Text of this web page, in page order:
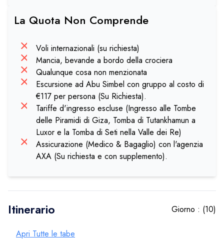
La Quota Non Comprende
Voli internazionali (su richiesta)
Mancia, bevande a bordo della crociera
Qualunque cosa non menzionata
Escursione ad Abu Simbel con gruppo al costo di
€117 per persona (Su Richiesta).
Tariffe d'ingresso escluse (Ingresso alle Tombe
delle Piramidi di Giza, Tomba di Tutankhamun a
Luxor e la Tomba di Seti nella Valle dei Re)
Assicurazione (Medico & Bagaglio) con l'agenzia
AXA (Su richiesta e con supplemento).
Itinerario Giorno : (10)
Apri Tutte le tabe